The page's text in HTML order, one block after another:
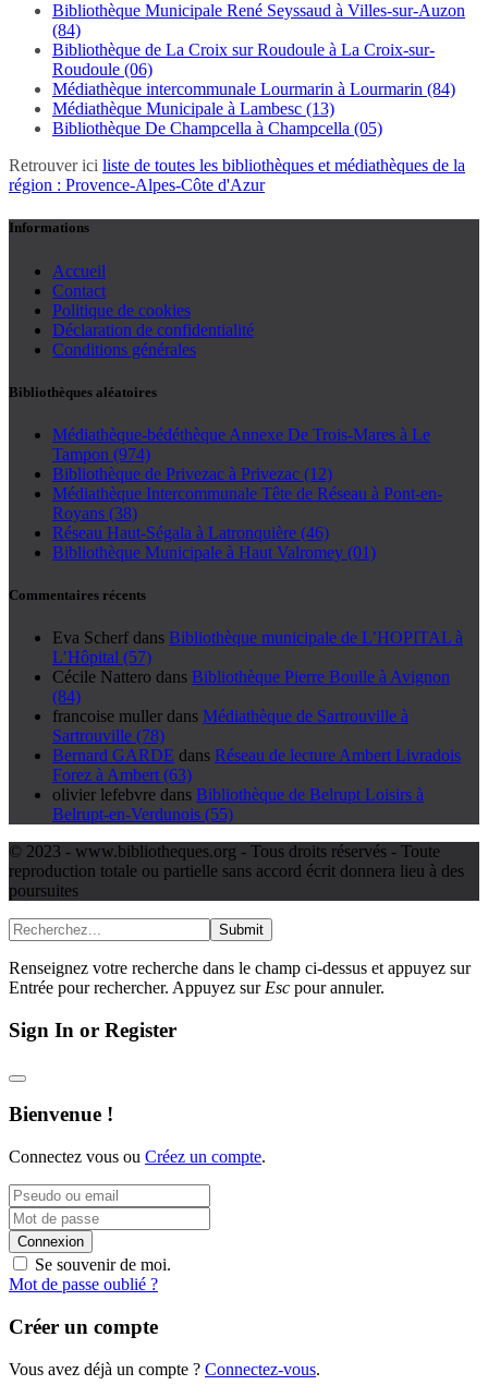
Bibliothèque Municipale René Seyssaud à Villes-sur-Auzon
(84)
Bibliothèque de La Croix sur Roudoule à La Croix-sur-
Roudoule (06)
Médiathèque intercommunale Lourmarin à Lourmarin (84)
Médiathèque Municipale à Lambesc (13)
Bibliothèque De Champcella à Champcella (05)
Retrouver ici liste de toutes les bibliothèques et médiathèques de la
région : Provence-Alpes-Côte d'Azur
Informations
Accueil
Contact
Politique de cookies
Déclaration de confidentialité
Conditions générales
Bibliothèques aléatoires
Médiathèque-bédéthèque Annexe De Trois-Mares à Le
Tampon (974)
Bibliothèque de Privezac à Privezac (12)
Médiathèque Intercommunale Tête de Réseau à Pont-en-
Royans (38)
Réseau Haut-Ségala à Latronquière (46)
Bibliothèque Municipale à Haut Valromey (01)
Commentaires récents
Eva Scherf dans Bibliothèque municipale de L’HOPITAL à
L’Hôpital (57)
Cécile Nattero dans Bibliothèque Pierre Boulle à Avignon
(84)
francoise muller dans Médiathèque de Sartrouville à
Sartrouville (78)
Bernard GARDE dans Réseau de lecture Ambert Livradois
Forez à Ambert (63)
olivier lefebvre dans Bibliothèque de Belrupt Loisirs à
Belrupt-en-Verdunois (55)
© 2023 - www.bibliotheques.org - Tous droits réservés - Toute
reproduction totale ou partielle sans accord écrit donnera lieu à des
poursuites
Submit
Renseignez votre recherche dans le champ ci-dessus et appuyez sur
Entrée pour rechercher. Appuyez sur Esc pour annuler.
Sign In or Register
Bienvenue !
Connectez vous ou Créez un compte.
Connexion
Se souvenir de moi.
Mot de passe oublié ?
Créer un compte
Vous avez déjà un compte ? Connectez-vous.